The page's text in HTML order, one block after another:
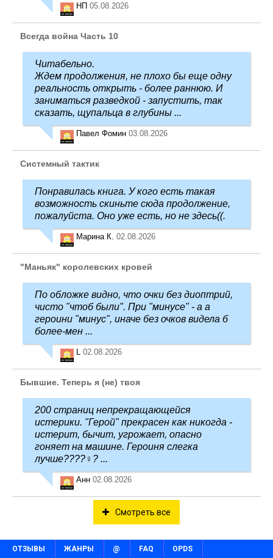
НП 05.08.2026
Всегда война Часть 10
Читабельно.
Ждем продолжения, не плохо бы еще одну
реальность открыть - более раннюю. И
заниматься разведкой - запустить, так
сказать, щупальца в глубины ...
Павел Фомин 03.08.2026
Системный тактик
Понравилась книга. У кого есть такая
возможность скиньте сюда продолжение,
пожалуйста. Оно уже есть, но не здесь((.
Марина К. 02.08.2026
"Маньяк" королевских кровей
По обложке видно, что очки без диоптрий,
чисто "чтоб были". При "минусе" - а а
героини "минус", иначе без очков видела б
более-мен ...
L 02.08.2026
Бывшие. Теперь я (не) твоя
200 страниц непрекращающейся
истерики. "Герой" прекрасен как никогда -
истерит, бычит, угрожает, опасно
гоняет на машине. Героиня слегка
лучше????‍♀️? ...
Анн 02.08.2026
Смотреть все
ОТЗЫВЫ ЖАНРЫ @ FAQ OPDS